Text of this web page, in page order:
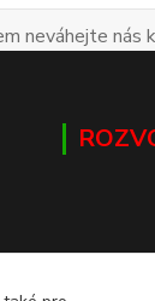
neváhejte nás